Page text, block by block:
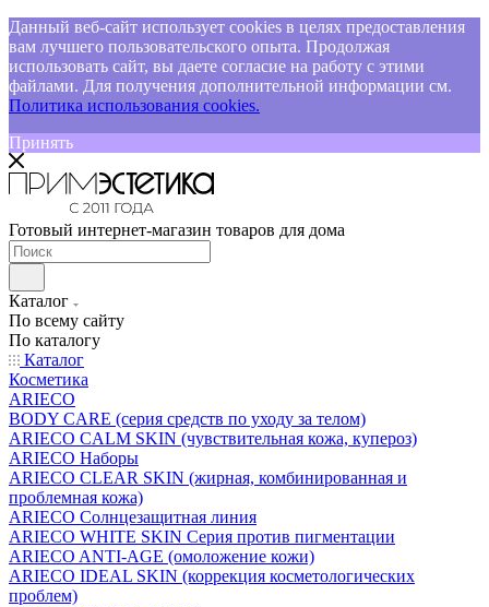
Данный веб-сайт использует cookies в целях предоставления
вам лучшего пользовательского опыта. Продолжая
использовать сайт, вы даете согласие на работу с этими
файлами. Для получения дополнительной информации см.
Политика использования cookies.
Принять
Готовый интернет-магазин товаров для дома
Каталог
По всему сайту
По каталогу
Каталог
Косметика
ARIECO
BODY CARE (серия средств по уходу за телом)
ARIECO CALM SKIN (чувствительная кожа, купероз)
ARIECO Наборы
ARIECO CLEAR SKIN (жирная, комбинированная и
проблемная кожа)
ARIECO Солнцезащитная линия
ARIECO WHITE SKIN Серия против пигментации
ARIECO ANTI-AGE (омоложение кожи)
ARIECO IDEAL SKIN (коррекция косметологических
проблем)